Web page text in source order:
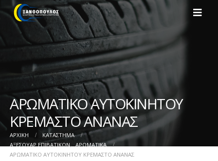
ΑΡΩΜΑΤΙΚΟ ΑΥΤΟΚΙΝΗΤΟΥ
ΚΡΕΜΑΣΤΟ ΑΝΑΝΑΣ
ΑΡΧΙΚΉ
ΚΑΤΆΣΤΗΜΑ
ΑΞΕΣΟΥΑΡ ΕΠΙΒΑΤΙΚΩΝ, ΑΡΩΜΑΤΙΚΑ
ΑΡΩΜΑΤΙΚΟ ΑΥΤΟΚΙΝΗΤΟΥ ΚΡΕΜΑΣΤΟ ΑΝΑΝΑΣ